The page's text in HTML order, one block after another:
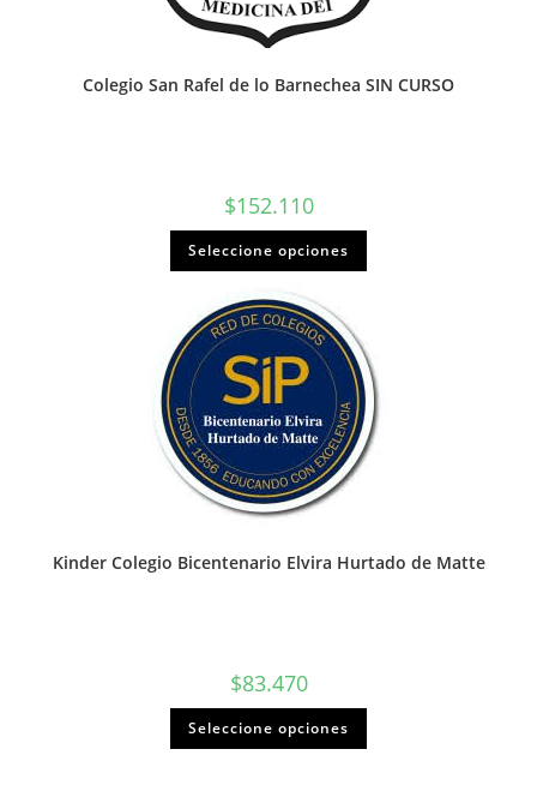
Colegio San Rafel de lo Barnechea SIN CURSO
$152.110
Seleccione opciones
Kinder Colegio Bicentenario Elvira Hurtado de Matte
$83.470
Seleccione opciones